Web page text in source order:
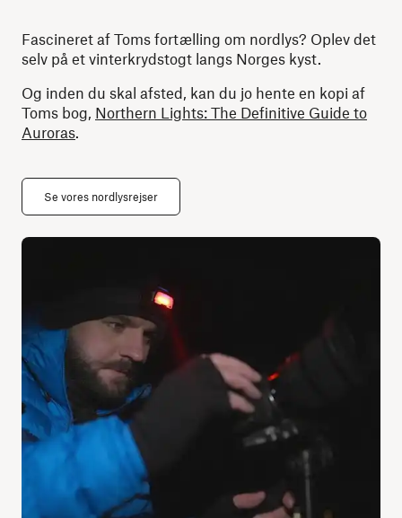
Fascineret af Toms fortælling om nordlys? Oplev det
selv på et vinterkrydstogt langs Norges kyst.
Og inden du skal afsted, kan du jo hente en kopi af
Toms bog, Northern Lights: The Definitive Guide to
Auroras.
Se vores nordlysrejser